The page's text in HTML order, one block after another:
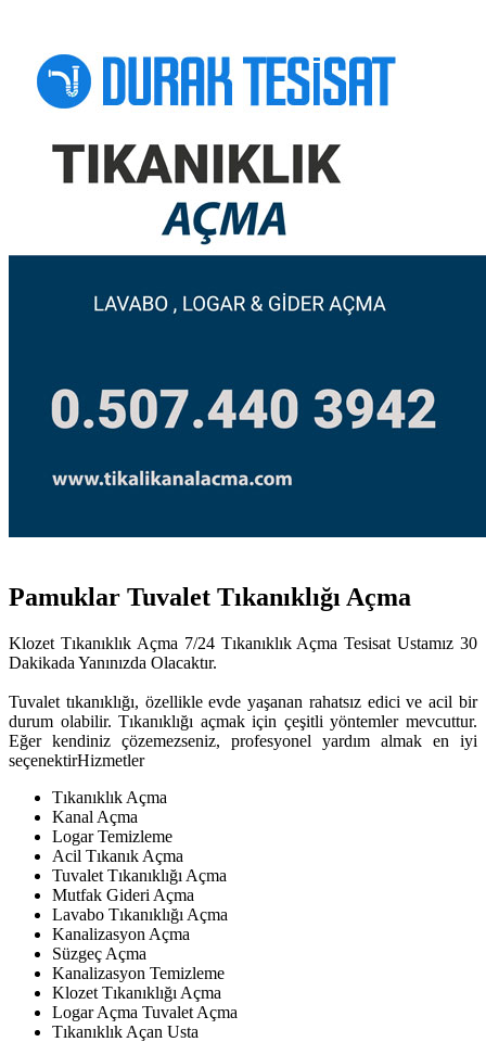
Pamuklar Tuvalet Tıkanıklığı Açma
Klozet Tıkanıklık Açma 7/24 Tıkanıklık Açma Tesisat Ustamız 30
Dakikada Yanınızda Olacaktır.
Tuvalet tıkanıklığı, özellikle evde yaşanan rahatsız edici ve acil bir
durum olabilir. Tıkanıklığı açmak için çeşitli yöntemler mevcuttur.
Eğer kendiniz çözemezseniz, profesyonel yardım almak en iyi
seçenektirHizmetler
Tıkanıklık Açma
Kanal Açma
Logar Temizleme
Acil Tıkanık Açma
Tuvalet Tıkanıklığı Açma
Mutfak Gideri Açma
Lavabo Tıkanıklığı Açma
Kanalizasyon Açma
Süzgeç Açma
Kanalizasyon Temizleme
Klozet Tıkanıklığı Açma
Logar Açma Tuvalet Açma
Tıkanıklık Açan Usta